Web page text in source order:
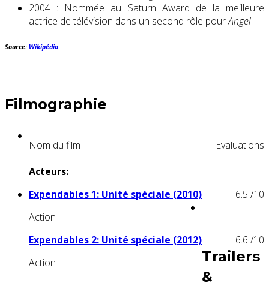
2004 : Nommée au Saturn Award de la meilleure
actrice de télévision dans un second rôle pourAngel.
Source: Wikipédia
Filmographie
Nom du film
Evaluations
Acteurs:
Expendables 1: Unité spéciale (2010)
Action
6.5 /10
Expendables 2: Unité spéciale (2012)
Action
6.6 /10
Trailers
&